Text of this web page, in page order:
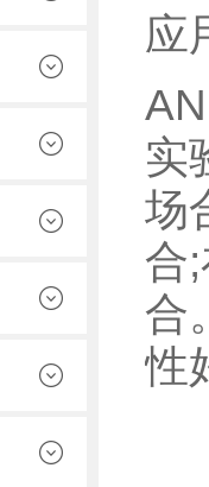
应
实
场
合
合
性